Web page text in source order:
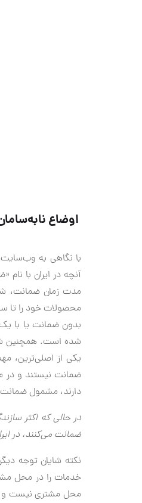
اوضاع
آنچه در ایران با
مدت زمان ضمانت،
محصولات خود را تا
بدون ضمانت یا با
شده است. همچنین
یکی از اصلی‌ترین،
ضمانت نیستند و در
دارند، مشمول
در حالی که اکثر
ضمانت می‌کنند، در
نکته شایان توجه
خدمات را در محل
محل مشتری نیست و